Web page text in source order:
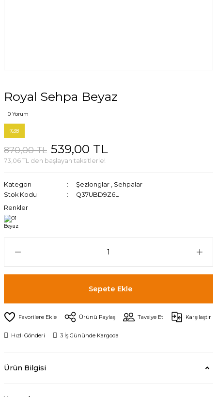
Royal Sehpa Beyaz
0 Yorum
%38
870,00 TL 539,00 TL
73,06 TL den başlayan taksitlerle!
Kategori Şezlonglar , Sehpalar
Stok Kodu
Q37UBD9Z6L
Renkler
Sepete Ekle
Ürünü Paylaş Tavsiye Et Karşılaştır
Hızlı Gönderi 3 İş Gününde Kargoda
Ürün Bilgisi